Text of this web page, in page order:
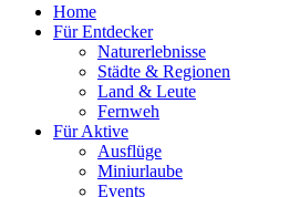
Home
Für Entdecker
Naturerlebnisse
Städte & Regionen
Land & Leute
Fernweh
Für Aktive
Ausflüge
Miniurlaube
Events